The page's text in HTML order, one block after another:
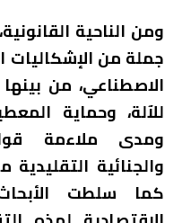
ومن الناحية
جملة من الإشكاليات
الاصطناعي، من
للآلة، وحماية
ومدى ملاءمة
والجنائية التقليدية
كما سلطت